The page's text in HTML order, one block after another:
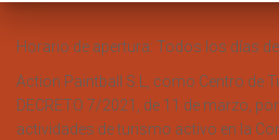
Horario de apertura: Todos los días
Action Paintball S.L, como Centro de
DECRETO 7/2021, de 11 de marzo,
actividades de turismo activo en la